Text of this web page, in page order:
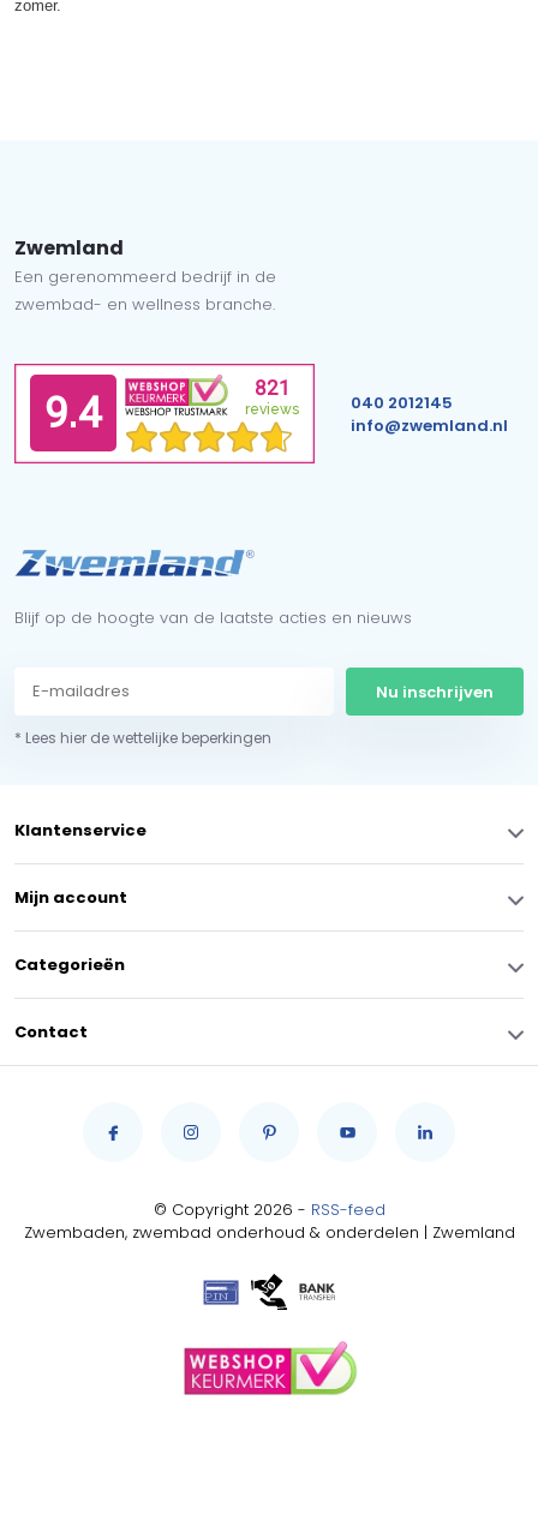
zomer.
Zwemland
Een gerenommeerd bedrijf in de
zwembad- en wellness branche.
040 2012145
info@zwemland.nl
Blijf op de hoogte van de laatste acties en nieuws
Nu inschrijven
* Lees hier de wettelijke beperkingen
Klantenservice
Mijn account
Categorieën
Contact
© Copyright 2026 - RSS-feed
Zwembaden, zwembad onderhoud & onderdelen | Zwemland